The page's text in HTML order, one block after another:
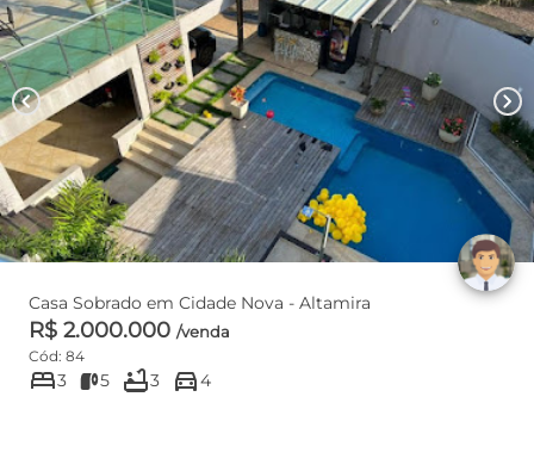
chevron_left chevron_right
Casa Sobrado em Cidade Nova - Altamira
R$ 2.000.000 /venda
Cód: 84
bed3 5 bathtub3 directions_car4